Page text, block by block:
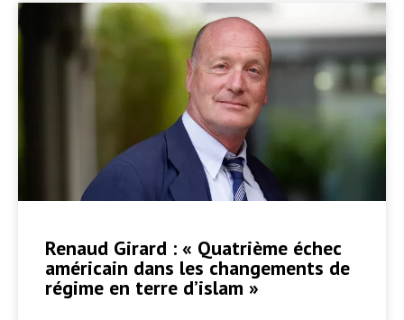
Renaud Girard : « Quatrième échec
américain dans les changements de
régime en terre d’islam »